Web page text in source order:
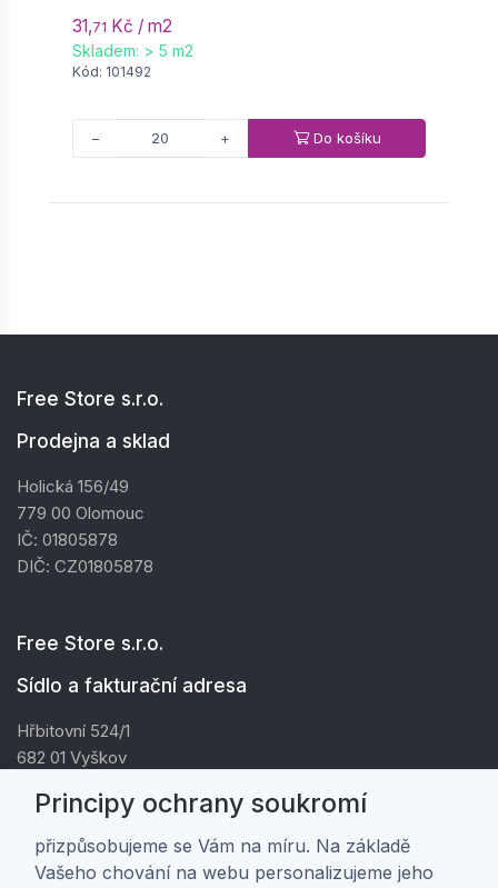
31,71 Kč / m2
Skladem: > 5 m2
Kód: 101492
− + Do košíku
Free Store s.r.o.
Prodejna a sklad
Holická 156/49
779 00 Olomouc
IČ: 01805878
DIČ: CZ01805878
Free Store s.r.o.
Sídlo a fakturační adresa
Hřbitovní 524/1
682 01 Vyškov
DIČ: CZ01805878
Principy ochrany soukromí
přizpůsobujeme se Vám na míru. Na základě
Vašeho chování na webu personalizujeme jeho